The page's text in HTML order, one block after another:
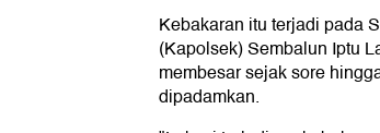
Kebakaran itu terjadi pada
(Kapolsek) Sembalun Iptu
membesar sejak sore
dipadamkan.